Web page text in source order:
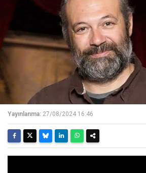
Yayınlanma: 27/08/2024 16:46